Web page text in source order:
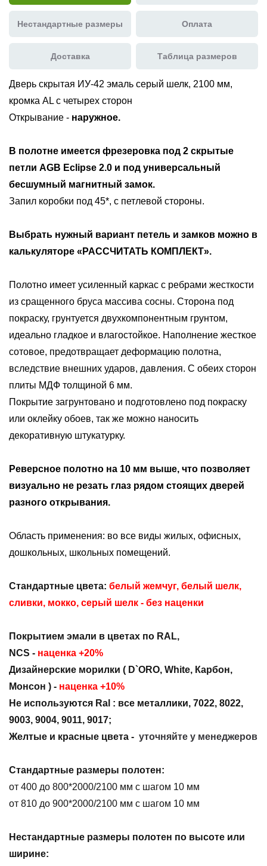
Нестандартные размеры Оплата
Доставка Таблица размеров
Дверь скрытая ИУ-42 эмаль серый шелк, 2100 мм,
кромка AL с четырех сторон
Открывание - наружное.
В полотне имеется фрезеровка под 2 скрытые
петли AGB Eclipse 2.0 и под универсальный
бесшумный магнитный замок.
Запил коробки под 45*, с петлевой стороны.
Выбрать нужный вариант петель и замков можно в
калькуляторе «РАССЧИТАТЬ КОМПЛЕКТ».
Полотно имеет усиленный каркас с ребрами жесткости
из сращенного бруса массива сосны. Сторона под
покраску, грунтуется двухкомпонентным грунтом,
идеально гладкое и влагостойкое. Наполнение жесткое
сотовое, предотвращает деформацию полотна,
вследствие внешних ударов, давления. С обеих сторон
плиты МДФ толщиной 6 мм.
Покрытие загрунтовано и подготовлено под покраску
или оклейку обоев, так же можно наносить
декоративную штукатурку.
Реверсное полотно на 10 мм выше, что позволяет
визуально не резать глаз рядом стоящих дверей
разного открывания.
Область применения: во все виды жилых, офисных,
дошкольных, школьных помещений.
Стандартные цвета: белый жемчуг, белый шелк,
сливки, мокко, серый шелк - без наценки
Покрытием эмали в цветах по RAL,
NCS - наценка +20%
Дизайнерские морилки ( D`ORO, White, Карбон,
Монсон ) - наценка +10%
Не используются Ral : все металлики, 7022, 8022,
9003, 9004, 9011, 9017;
Желтые и красные цвета - уточняйте у менеджеров
Стандартные размеры полотен:
от 400 до 800*2000/2100 мм с шагом 10 мм
от 810 до 900*2000/2100 мм с шагом 10 мм
Нестандартные размеры полотен по высоте или
ширине: